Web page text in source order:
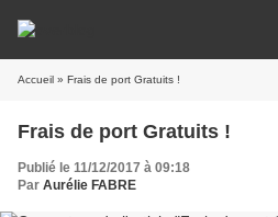
Accueil » Frais de port Gratuits !
Frais de port Gratuits !
Publié le 11/12/2017 à 09:18
Par Aurélie FABRE